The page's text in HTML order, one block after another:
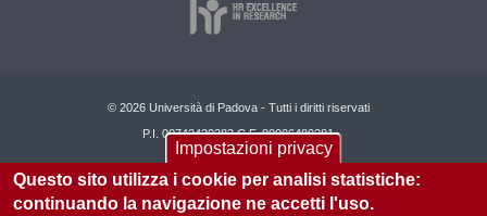
© 2026 Università di Padova - Tutti i diritti riservati
P.I. 00742430283 C.F. 80006480281
Informazioni sul sito Privacy policy
Impostazioni privacy
Questo sito utilizza i cookie per analisi statistiche:
continuando la navigazione ne accetti l'uso.